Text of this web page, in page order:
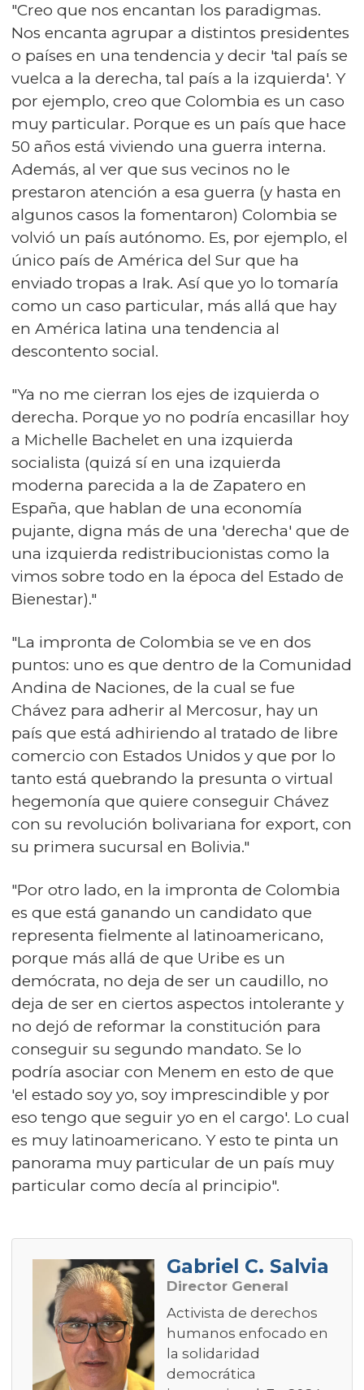
"Creo que nos encantan los paradigmas.
Nos encanta agrupar a distintos presidentes
o países en una tendencia y decir 'tal país se
vuelca a la derecha, tal país a la izquierda'. Y
por ejemplo, creo que Colombia es un caso
muy particular. Porque es un país que hace
50 años está viviendo una guerra interna.
Además, al ver que sus vecinos no le
prestaron atención a esa guerra (y hasta en
algunos casos la fomentaron) Colombia se
volvió un país autónomo. Es, por ejemplo, el
único país de América del Sur que ha
enviado tropas a Irak. Así que yo lo tomaría
como un caso particular, más allá que hay
en América latina una tendencia al
descontento social.
"Ya no me cierran los ejes de izquierda o
derecha. Porque yo no podría encasillar hoy
a Michelle Bachelet en una izquierda
socialista (quizá sí en una izquierda
moderna parecida a la de Zapatero en
España, que hablan de una economía
pujante, digna más de una 'derecha' que de
una izquierda redistribucionistas como la
vimos sobre todo en la época del Estado de
Bienestar)."
"La impronta de Colombia se ve en dos
puntos: uno es que dentro de la Comunidad
Andina de Naciones, de la cual se fue
Chávez para adherir al Mercosur, hay un
país que está adhiriendo al tratado de libre
comercio con Estados Unidos y que por lo
tanto está quebrando la presunta o virtual
hegemonía que quiere conseguir Chávez
con su revolución bolivariana for export, con
su primera sucursal en Bolivia."
"Por otro lado, en la impronta de Colombia
es que está ganando un candidato que
representa fielmente al latinoamericano,
porque más allá de que Uribe es un
demócrata, no deja de ser un caudillo, no
deja de ser en ciertos aspectos intolerante y
no dejó de reformar la constitución para
conseguir su segundo mandato. Se lo
podría asociar con Menem en esto de que
'el estado soy yo, soy imprescindible y por
eso tengo que seguir yo en el cargo'. Lo cual
es muy latinoamericano. Y esto te pinta un
panorama muy particular de un país muy
particular como decía al principio".
Gabriel C. Salvia
Director General
Activista de derechos
humanos enfocado en
la solidaridad
democrática